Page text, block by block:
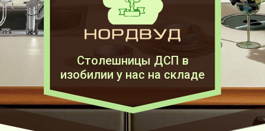
Столешницы ДСП в
изобилии у нас на складе